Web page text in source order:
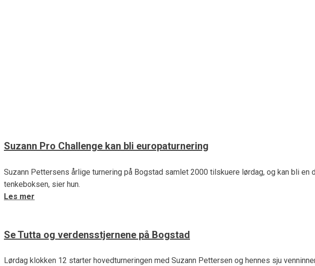
Suzann Pro Challenge kan bli europaturnering
Suzann Pettersens årlige turnering på Bogstad samlet 2000 tilskuere lørdag, og kan bli
tenkeboksen, sier hun.
Les mer
Se Tutta og verdensstjernene på Bogstad
Lørdag klokken 12 starter hovedturneringen med Suzann Pettersen og hennes sju